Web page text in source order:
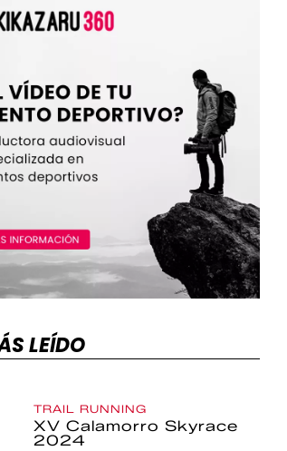
LEÍDO
TRAIL RUNNING
XV Calamorro Skyrace
2024